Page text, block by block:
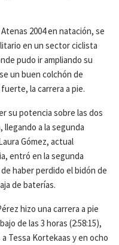
2004 en natación, se
en un sector ciclista
pudo ir ampliando su
un buen colchón de
la carrera a pie.
su potencia sobre las dos
llegando a la segunda
Gómez, actual
entró en la segunda
haber perdido el bidón de
de baterías.
hizo una carrera a pie
de las 3 horas (2:58:15),
Tessa Kortekaas y en ocho